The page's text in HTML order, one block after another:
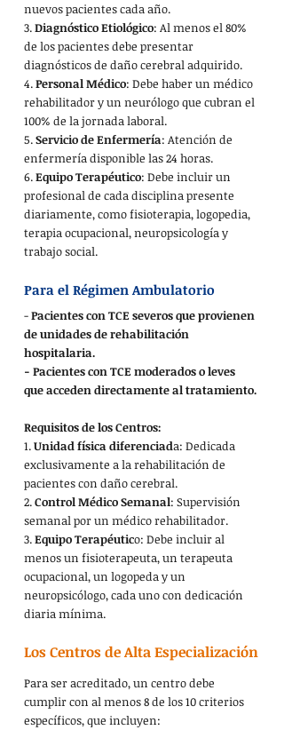
nuevos pacientes cada año.
3. Diagnóstico Etiológico: Al menos el 80%
de los pacientes debe presentar
diagnósticos de daño cerebral adquirido.
4. Personal Médico: Debe haber un médico
rehabilitador y un neurólogo que cubran el
100% de la jornada laboral.
5. Servicio de Enfermería: Atención de
enfermería disponible las 24 horas.
6. Equipo Terapéutico: Debe incluir un
profesional de cada disciplina presente
diariamente, como fisioterapia, logopedia,
terapia ocupacional, neuropsicología y
trabajo social.
Para el Régimen Ambulatorio
- Pacientes con TCE severos que provienen
de unidades de rehabilitación
hospitalaria.
- Pacientes con TCE moderados o leves
que acceden directamente al tratamiento.
Requisitos de los Centros:
1. Unidad física diferenciada: Dedicada
exclusivamente a la rehabilitación de
pacientes con daño cerebral.
2. Control Médico Semanal: Supervisión
semanal por un médico rehabilitador.
3. Equipo Terapéutico: Debe incluir al
menos un fisioterapeuta, un terapeuta
ocupacional, un logopeda y un
neuropsicólogo, cada uno con dedicación
diaria mínima.
Los Centros de Alta Especialización
Para ser acreditado, un centro debe
cumplir con al menos 8 de los 10 criterios
específicos, que incluyen: